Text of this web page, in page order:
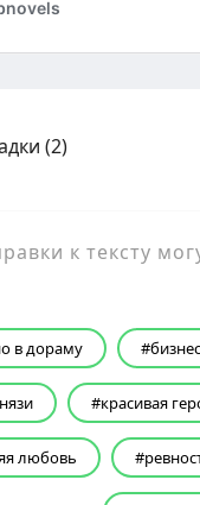
(2)
к тексту
в дораму бизнес
красивая
любовь